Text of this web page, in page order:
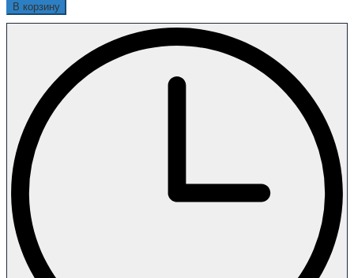
В корзину